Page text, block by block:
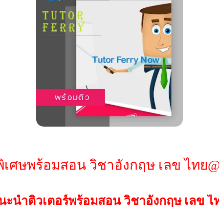
ศษพร้อมสอน วิชาอังกฤษ เลข ไทย
ะนำติวเตอร์พร้อมสอน วิชาอังกฤษ เลข ไ